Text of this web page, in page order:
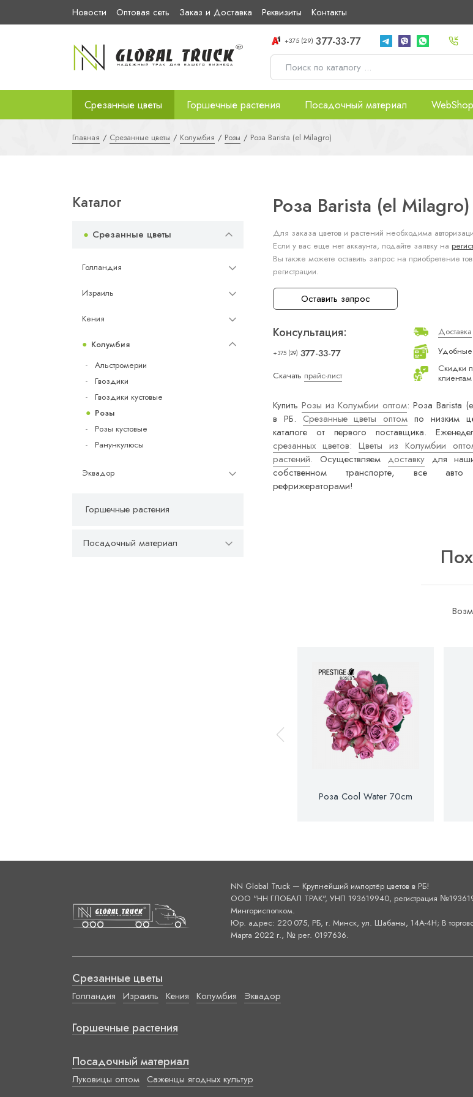
Новости Оптовая сеть Заказ и Доставка Реквизиты Контакты
+375 (29) 377-33-77
Срезанные цветы Горшечные растения Посадочный материал WebShop
Главная Срезанные цветы Колумбия Розы Роза Barista (el Milagro)
Каталог
Срезанные цветы
Голландия
Израиль
Кения
Колумбия
Альстромерии
Гвоздики
Гвоздики кустовые
Розы
Розы кустовые
Ранункулюсы
Эквадор
Горшечные растения
Посадочный материал
Роза Barista (el Milagro)
Для заказа цветов и растений необходима
Если у вас еще нет аккаунта, подайте заявку на
Вы также можете оставить запрос на приобретение
регистрации.
Оставить запрос
Консультация:
+375 (29) 377-33-77
Скачать прайс-лист
Доставка
Удобные
Скидки
клиентам
Купить Розы из Колумбии оптом: Роза Barista
в РБ. Срезанные цветы оптом по низким
каталоге от первого поставщика.
срезанных цветов:Цветы из Колумбии
растений. Осуществляем доставкудля
собственном транспорте, все авто
рефрижераторами!
Роза Cool Water 70cm
NN Global Truck — Крупнейший импортёр цветов в РБ!
ООО "НН ГЛОБАЛ ТРАК", УНП 193619940, регистрация
Мингорисполком.
Юр. адрес: 220 075, РБ, г. Минск, ул. Шабаны, 14А-4H; В
Марта 2022 г., № рег. 0197636.
Срезанные цветы
Голландия Израиль Кения Колумбия Эквадор
Горшечные растения
Посадочный материал
Луковицы оптом Саженцы ягодных культур